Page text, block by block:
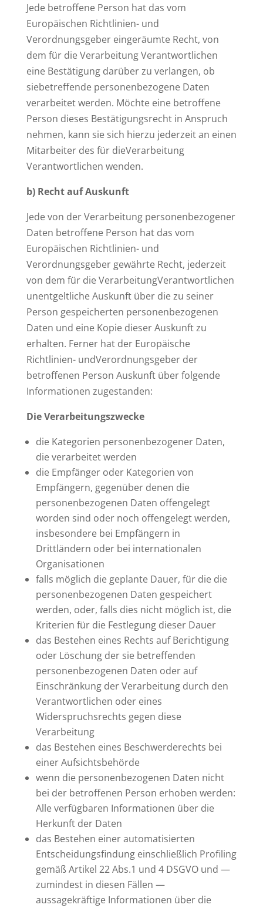
Jede betroffene Person hat das vom
Europäischen Richtlinien- und
Verordnungsgeber eingeräumte Recht, von
dem für die Verarbeitung Verantwortlichen
eine Bestätigung darüber zu verlangen, ob
siebetreffende personenbezogene Daten
verarbeitet werden. Möchte eine betroffene
Person dieses Bestätigungsrecht in Anspruch
nehmen, kann sie sich hierzu jederzeit an einen
Mitarbeiter des für dieVerarbeitung
Verantwortlichen wenden.
b) Recht auf Auskunft
Jede von der Verarbeitung personenbezogener
Daten betroffene Person hat das vom
Europäischen Richtlinien- und
Verordnungsgeber gewährte Recht, jederzeit
von dem für die VerarbeitungVerantwortlichen
unentgeltliche Auskunft über die zu seiner
Person gespeicherten personenbezogenen
Daten und eine Kopie dieser Auskunft zu
erhalten. Ferner hat der Europäische
Richtlinien- undVerordnungsgeber der
betroffenen Person Auskunft über folgende
Informationen zugestanden:
Die Verarbeitungszwecke
die Kategorien personenbezogener Daten,
die verarbeitet werden
die Empfänger oder Kategorien von
Empfängern, gegenüber denen die
personenbezogenen Daten offengelegt
worden sind oder noch offengelegt werden,
insbesondere bei Empfängern in
Drittländern oder bei internationalen
Organisationen
falls möglich die geplante Dauer, für die die
personenbezogenen Daten gespeichert
werden, oder, falls dies nicht möglich ist, die
Kriterien für die Festlegung dieser Dauer
das Bestehen eines Rechts auf Berichtigung
oder Löschung der sie betreffenden
personenbezogenen Daten oder auf
Einschränkung der Verarbeitung durch den
Verantwortlichen oder eines
Widerspruchsrechts gegen diese
Verarbeitung
das Bestehen eines Beschwerderechts bei
einer Aufsichtsbehörde
wenn die personenbezogenen Daten nicht
bei der betroffenen Person erhoben werden:
Alle verfügbaren Informationen über die
Herkunft der Daten
das Bestehen einer automatisierten
Entscheidungsfindung einschließlich Profiling
gemäß Artikel 22 Abs.1 und 4 DSGVO und —
zumindest in diesen Fällen —
aussagekräftige Informationen über die